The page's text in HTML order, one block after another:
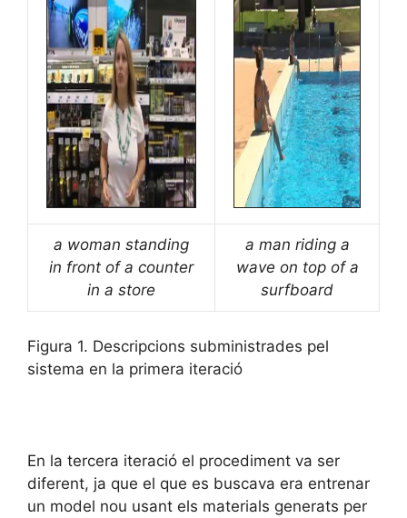
a woman standing
in front of a counter
in a store
a man riding a
wave on top of a
surfboard
Figura 1. Descripcions subministrades pel
sistema en la primera iteració
En la tercera iteració el procediment va ser
diferent, ja que el que es buscava era entrenar
un model nou usant els materials generats per